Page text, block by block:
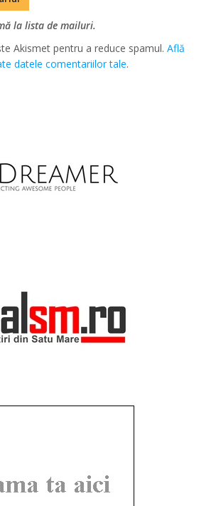
la lista de mailuri.
Akismet pentru a reduce spamul.Află
datele comentariilor tale.